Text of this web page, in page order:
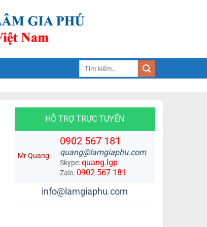
HỖ TRỢ TRỰC TUYẾN
Mr Quang
0902 567 181
quang@lamgiaphu.com
Skype:quang.lgp
Zalo:0902 567 181
info@lamgiaphu.com